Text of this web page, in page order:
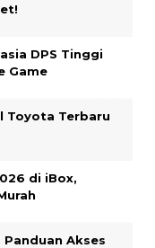
DPS Tinggi
Game
Toyota Terbaru
di iBox,
Akses